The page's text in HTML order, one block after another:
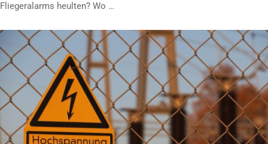
Fliegeralarms heulten? Wo …